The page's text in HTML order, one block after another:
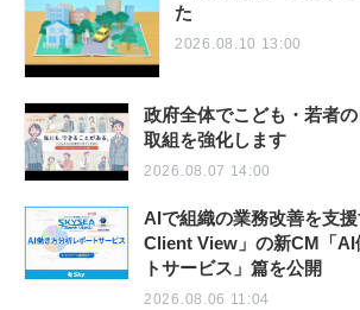
た
2026.08.10 13:00
政府全体でこども・若者
取組を強化します
2026.08.07 14:00
AIで組織の業務改善を支
Client View」の新CM「AI
トサービス」篇を公開
2026.08.06 11:04